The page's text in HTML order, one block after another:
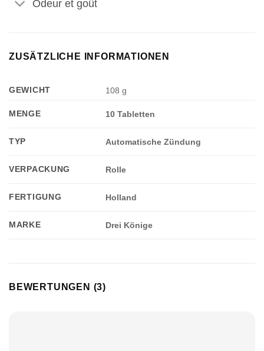
Odeur et goût
ZUSÄTZLICHE INFORMATIONEN
GEWICHT 108 g
MENGE 10 Tabletten
TYP Automatische Zündung
VERPACKUNG Rolle
FERTIGUNG Holland
MARKE Drei Könige
BEWERTUNGEN (3)